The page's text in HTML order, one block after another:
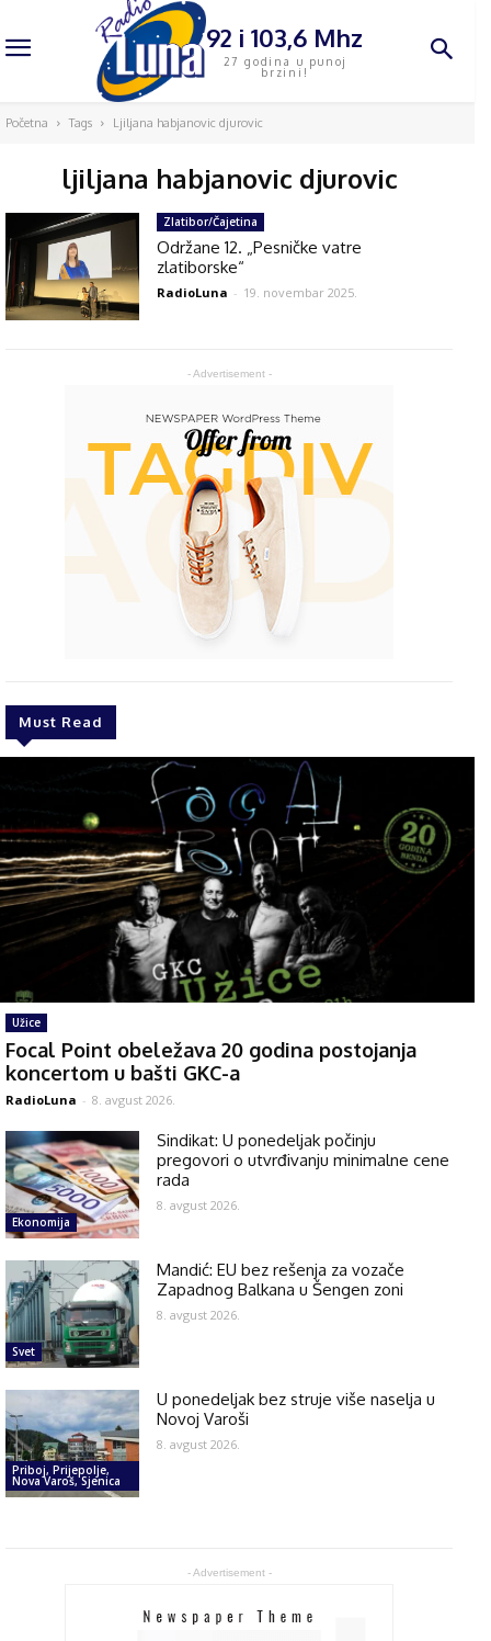
92 i 103,6 Mhz
27 godina u punoj
brzini!
Početna Tags Ljiljana habjanovic djurovic
ljiljana habjanovic djurovic
- Advertisement -
Must Read
Užice
Focal Point obeležava 20 godina postojanja
koncertom u bašti GKC-a
RadioLuna - 8. avgust 2026.
Ekonomija
Sindikat: U ponedeljak počinju
pregovori o utvrđivanju minimalne cene
rada
8. avgust 2026.
Svet
Mandić: EU bez rešenja za vozače
Zapadnog Balkana u Šengen zoni
8. avgust 2026.
Priboj, Prijepolje,
Nova Varoš, Sjenica
U ponedeljak bez struje više naselja u
Novoj Varoši
8. avgust 2026.
Zlatibor/Čajetina
Održane 12. „Pesničke vatre
zlatiborske“
RadioLuna - 19. novembar 2025.
- Advertisement -